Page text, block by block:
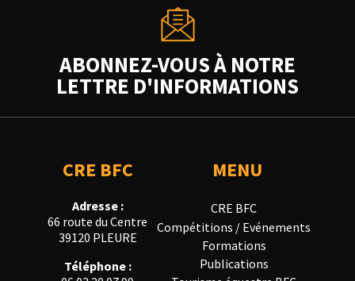
ABONNEZ-VOUS À NOTRE
LETTRE D'INFORMATIONS
CRE BFC
Adresse :
66 route du Centre
39120 PLEURE
Téléphone :
MENU
CRE BFC
Compétitions / Evénements
Formations
Publications